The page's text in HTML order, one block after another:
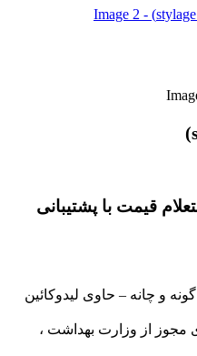
قیمت با پشتیبانی
و چانه – حاوی لیدوکائین
از وزارت بهداشت ،